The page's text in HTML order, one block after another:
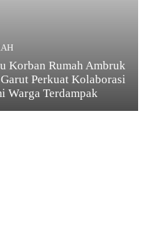
Korban Rumah Ambruk
Perkuat Kolaborasi
Warga Terdampak